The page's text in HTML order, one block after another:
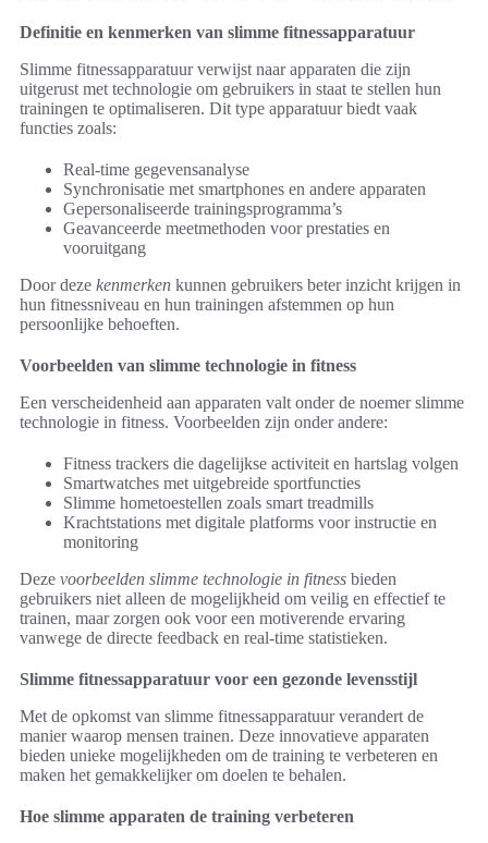
Definitie en kenmerken van slimme fitnessapparatuur
Slimme fitnessapparatuur verwijst naar apparaten die zijn
uitgerust met technologie om gebruikers in staat te stellen hun
trainingen te optimaliseren. Dit type apparatuur biedt vaak
functies zoals:
Real-time gegevensanalyse
Synchronisatie met smartphones en andere apparaten
Gepersonaliseerde trainingsprogramma’s
Geavanceerde meetmethoden voor prestaties en
vooruitgang
Door deze kenmerken kunnen gebruikers beter inzicht krijgen in
hun fitnessniveau en hun trainingen afstemmen op hun
persoonlijke behoeften.
Voorbeelden van slimme technologie in fitness
Een verscheidenheid aan apparaten valt onder de noemer slimme
technologie in fitness. Voorbeelden zijn onder andere:
Fitness trackers die dagelijkse activiteit en hartslag volgen
Smartwatches met uitgebreide sportfuncties
Slimme hometoestellen zoals smart treadmills
Krachtstations met digitale platforms voor instructie en
monitoring
Deze voorbeelden slimme technologie in fitness bieden
gebruikers niet alleen de mogelijkheid om veilig en effectief te
trainen, maar zorgen ook voor een motiverende ervaring
vanwege de directe feedback en real-time statistieken.
Slimme fitnessapparatuur voor een gezonde levensstijl
Met de opkomst van slimme fitnessapparatuur verandert de
manier waarop mensen trainen. Deze innovatieve apparaten
bieden unieke mogelijkheden om de training te verbeteren en
maken het gemakkelijker om doelen te behalen.
Hoe slimme apparaten de training verbeteren